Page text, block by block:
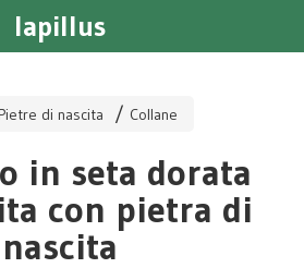
lapillus
di nascita Collane
in seta dorata
con pietra di
nascita